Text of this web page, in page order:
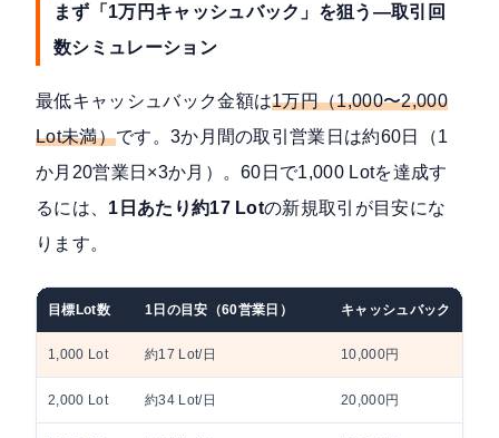
まず「1万円キャッシュバック」を狙う—取引回
数シミュレーション
最低キャッシュバック金額は1万円（1,000〜2,000
Lot未満）です。3か月間の取引営業日は約60日（1
か月20営業日×3か月）。60日で1,000 Lotを達成す
るには、 1日あたり約17 Lotの新規取引が目安にな
ります。
目標Lot数 1日の目安（60営業日） キャッシュバック
1,000 Lot 約17 Lot/日 10,000円
2,000 Lot 約34 Lot/日 20,000円